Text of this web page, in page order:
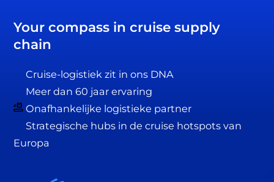
Your compass in cruise supply
chain
Cruise-logistiek zit in ons DNA
Meer dan 60 jaar ervaring
Onafhankelijke logistieke partner
Strategische hubs in de cruise hotspots van
Europa